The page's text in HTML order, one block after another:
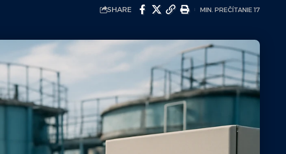
SHARE MIN. PREČÍTANIE 17